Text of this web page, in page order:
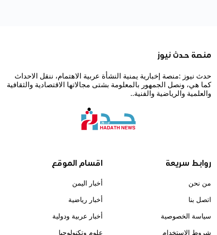
منصة حدث نيوز
حدث نيوز :منصة إخبارية يمنية النشأة عربية الاهتمام، ننقل الاحداث
كما هي، ونصل الجمهور بالمعلومة بشتى مجالاتها الاقتصادية والثقافية
والعلمية والرياضية والفنية..
روابط سريعة
من نحن
اتصل بنا
سياسة الخصوصية
شروط الاستخدام
اقسام الموقع
أخبار اليمن
أخبار رياضية
أخبار عربية ودولية
علوم وتكنولوجيا